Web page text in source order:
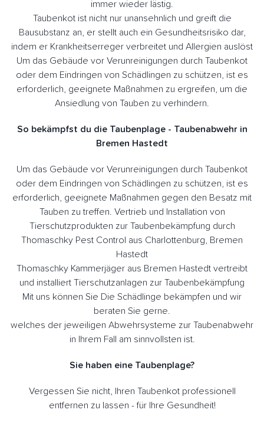
immer wieder lästig.
Taubenkot ist nicht nur unansehnlich und greift die
Bausubstanz an, er stellt auch ein Gesundheitsrisiko dar,
indem er Krankheitserreger verbreitet und Allergien auslöst
Um das Gebäude vor Verunreinigungen durch Taubenkot
oder dem Eindringen von Schädlingen zu schützen, ist es
erforderlich, geeignete Maßnahmen zu ergreifen, um die
Ansiedlung von Tauben zu verhindern.
So bekämpfst du die Taubenplage - Taubenabwehr in
Bremen Hastedt
Um das Gebäude vor Verunreinigungen durch Taubenkot
oder dem Eindringen von Schädlingen zu schützen, ist es
erforderlich, geeignete Maßnahmen gegen den Besatz mit
Tauben zu treffen. Vertrieb und Installation von
Tierschutzprodukten zur Taubenbekämpfung durch
Thomaschky Pest Control aus Charlottenburg, Bremen
Hastedt
Thomaschky Kammerjäger aus Bremen Hastedt vertreibt
und installiert Tierschutzanlagen zur Taubenbekämpfung
Mit uns können Sie Die Schädlinge bekämpfen und wir
beraten Sie gerne.
welches der jeweiligen Abwehrsysteme zur Taubenabwehr
in Ihrem Fall am sinnvollsten ist.
Sie haben eine Taubenplage?
Vergessen Sie nicht, Ihren Taubenkot professionell
entfernen zu lassen - für Ihre Gesundheit!